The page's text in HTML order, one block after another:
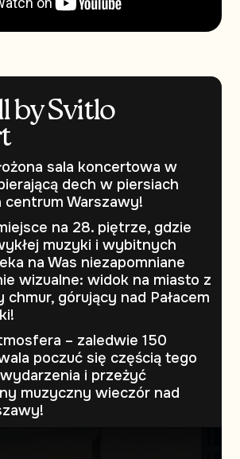
by Svitlo
sala koncertowa w
dech w piersiach
centrum Warszawy!
na 28. piętrze, gdzie
muzyki i wybitnych
na Was niezapomniane
wizualne: widok na miasto z
górujący nad Pałacem
– zaledwie 150
poczuć się częścią tego
i przeżyć
muzyczny wieczór nad